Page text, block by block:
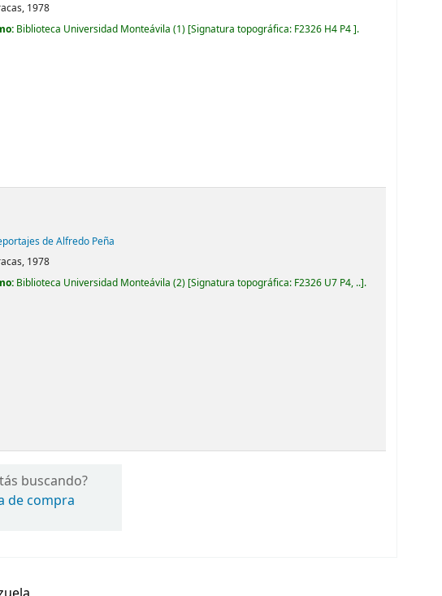
1978
Biblioteca Universidad Monteávila (1) Signatura topográfica: F2326 H4 P4 .
de Alfredo Peña
1978
Biblioteca Universidad Monteávila (2) Signatura topográfica: F2326 U7 P4, .. .
buscando?
de compra